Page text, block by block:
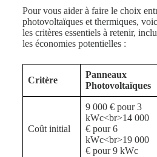
Pour vous aider à faire le choix
photovoltaïques et thermiques,
les critères essentiels à retenir,
les économies potentielles :
Critère
Panneaux
Photovoltaïques
Coût initial
9 000 € pour 3
kWc<br>14 000
€ pour 6
kWc<br>19 000
€ pour 9 kWc